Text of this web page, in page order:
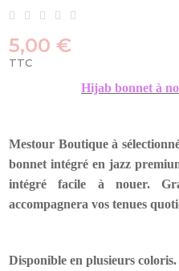
5,00 €
TTC
Hijab bonnet à
Mestour Boutique à
bonnet intégré en jazz
intégré facile à nouer.
accompagnera vos tenues
Disponible en plusieurs coloris.